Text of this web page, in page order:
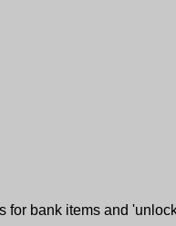
for bank items and